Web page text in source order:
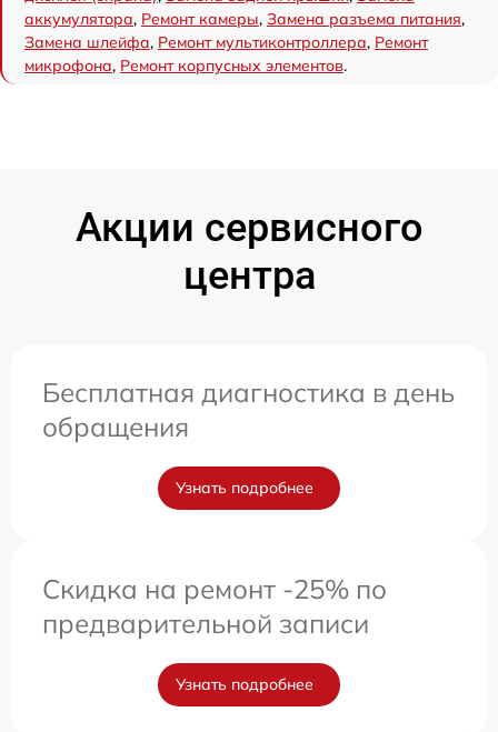
аккумулятора, Ремонт камеры, Замена разъема питания,
Замена шлейфа, Ремонт мультиконтроллера, Ремонт
микрофона, Ремонт корпусных элементов.
Акции сервисного
центра
Бесплатная диагностика в день
обращения
Узнать подробнее
Скидка на ремонт -25% по
предварительной записи
Узнать подробнее